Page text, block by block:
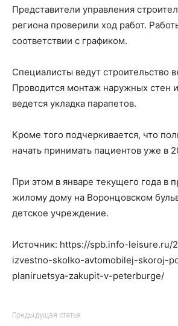
Представители управления
региона проверили ход работ.
соответствии с графиком.
Специалисты ведут строительство
Проводится монтаж наружных стен
ведется укладка парапетов.
Кроме того подчеркивается, что
начать принимать пациентов уже в
При этом в январе текущего года в
жилому дому на Воронцовском
детское учреждение.
Источник: https://spb.info-leisure.ru/
izvestno-skolko-avtomobilej-skoroj-
planiruetsya-zakupit-v-peterburge/
Предыдущая статья